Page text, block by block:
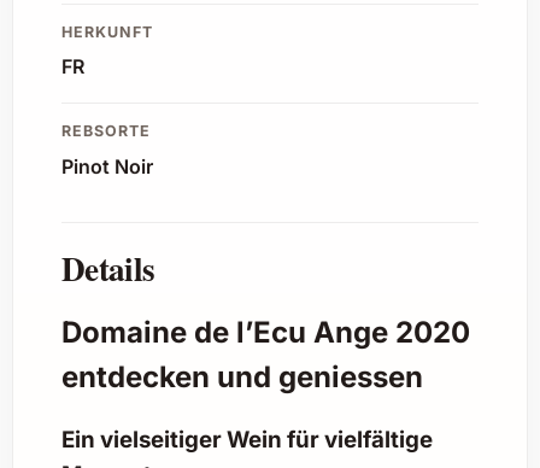
HERKUNFT
FR
REBSORTE
Pinot Noir
Details
Domaine de l’Ecu Ange 2020
entdecken und geniessen
Ein vielseitiger Wein für vielfältige